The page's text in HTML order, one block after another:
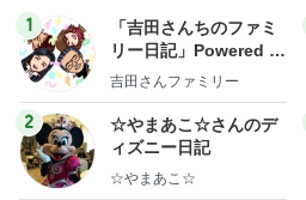
1
「吉田さんちのファミ
リー日記」Powered b
y Ameba 吉田さんファ
ログ
吉田さんファミリー
2
☆やまあこ☆さんのデ
ィズニー日記
☆やまあこ☆